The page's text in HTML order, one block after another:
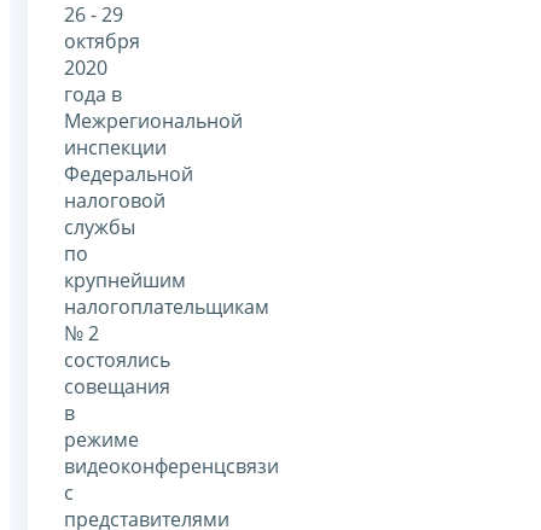
26 - 29
октября
2020
года в
Межрегиональной
инспекции
Федеральной
налоговой
службы
по
крупнейшим
налогоплательщикам
№ 2
состоялись
совещания
в
режиме
видеоконференцсвязи
с
представителями